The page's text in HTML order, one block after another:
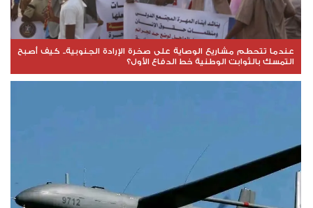
عندما تتحطم مشاريع الوصاية على صخرة الإرادة الجنوبية.. كيف أصبح
التمسك بالثوابت الوطنية خط الدفاع الأول؟